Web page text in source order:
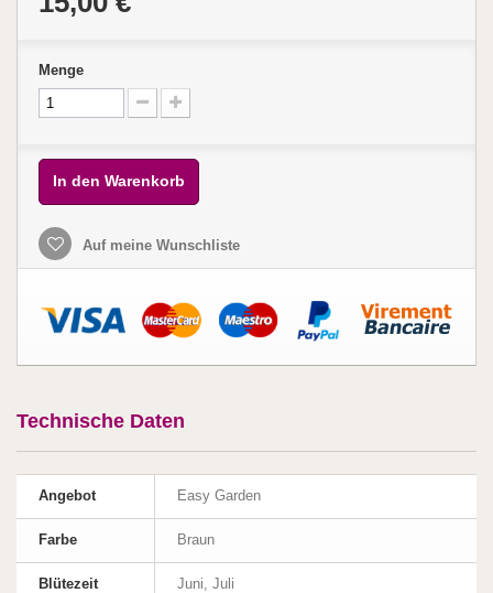
Menge
In den Warenkorb
Auf meine Wunschliste
Technische Daten
Angebot Easy Garden
Farbe Braun
Blütezeit Juni, Juli